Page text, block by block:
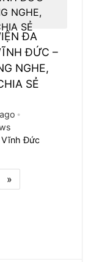
ĐA
ĐỨC –
NGHE,
SẺ
•
Vĩnh Đức
»